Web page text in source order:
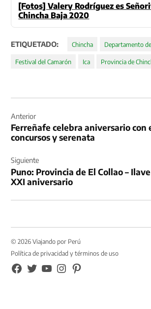
[Fotos] Valery Rodríguez es
Chincha Baja 2020
ETIQUETADO: Chincha Departamento
Festival del Camarón Ica Provincia de
de
entradas
Anterior
Ferreñafe celebra aniversario con
concursos y serenata
Siguiente
Puno: Provincia de El Collao –
XXI aniversario
© 2026 Viajando por Perú
Política de privacidad y términos de uso
FB
TW YouTubeInstagramPinterest